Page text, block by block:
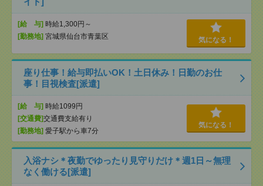
[給 与] 時給1,300円～
[勤務地] 宮城県仙台市青葉区 気になる！
座り仕事！給与即払いOK！土日休み！日勤のお仕
事！目視検査[派遣]
[給 与] 時給1099円
[交通費]交通費支給有り
[勤務地] 愛子駅から車7分
気になる！
入浴ナシ＊夜勤でゆったり見守りだけ＊週1日～無理
なく働ける[派遣]